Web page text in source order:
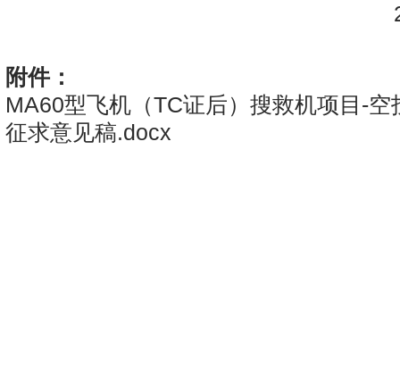
附件：
MA60型飞机（TC证后）搜救机项目-空
征求意见稿.docx